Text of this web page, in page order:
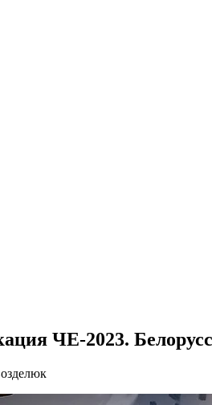
ЧЕ-2023.